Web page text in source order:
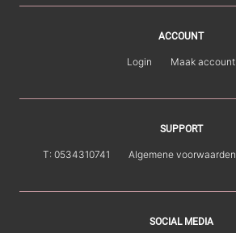
ACCOUNT
Login Maak account
SUPPORT
T: 0534310741 Algemene voorwaarden
SOCIAL MEDIA